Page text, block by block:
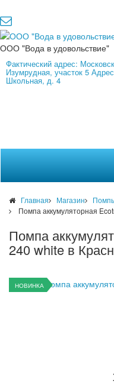
ООО "Вода в удовольствие"
Фактический адрес:
Изумрудная, участок 5
Школьная, д. 4
Главная Магазин
Помпа аккумуляторная
Помпа
240 white в
НОВИНКА